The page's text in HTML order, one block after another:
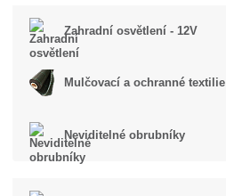
Zahradní osvětlení - 12V
Mulčovací a ochranné textilie
Neviditelné obrubníky